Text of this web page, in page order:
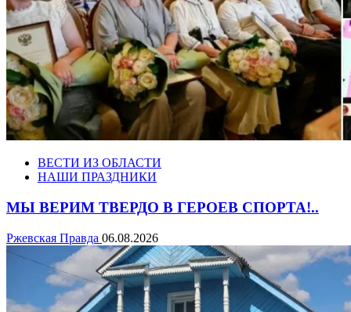
ВЕСТИ ИЗ ОБЛАСТИ
НАШИ ПРАЗДНИКИ
МЫ ВЕРИМ ТВЕРДО В ГЕРОЕВ СПОРТА!..
Ржевская Правда 06.08.2026